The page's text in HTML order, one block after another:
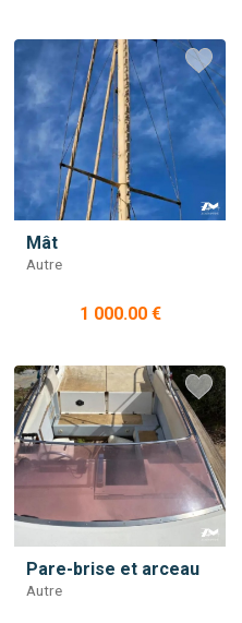
Mât
Autre
1 000.00 €
Pare-brise et arceau
Autre